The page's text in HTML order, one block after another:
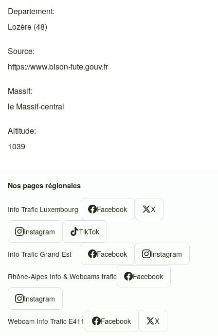
Departement
Lozère (48)
Source
https://www.bison-fute.gouv.fr
Massif
le Massif-central
Altitude
1039
Nos pages régionales
Info Trafic Luxembourg Facebook X
Instagram TikTok
Info Trafic Grand-Est Facebook Instagram
Rhône-Alpes Info & Webcams trafic Facebook
Instagram
Webcam Info Trafic E411 Facebook X